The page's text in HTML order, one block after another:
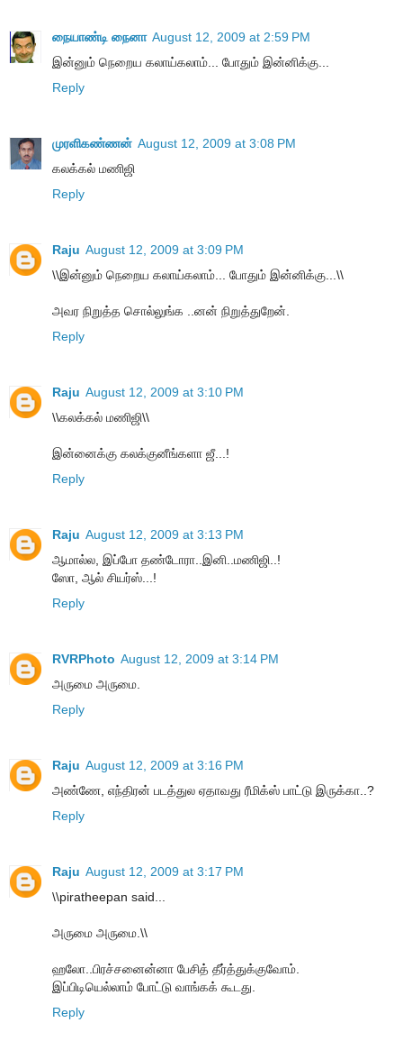
நையாண்டி நைனா August 12, 2009 at 2:59 PM
இன்னும் நெறைய கலாய்கலாம்... போதும் இன்னிக்கு...
Reply
முரளிகண்ணன் August 12, 2009 at 3:08 PM
கலக்கல் மணிஜி
Reply
Raju August 12, 2009 at 3:09 PM
\\இன்னும் நெறைய கலாய்கலாம்... போதும் இன்னிக்கு...\\
அவர நிறுத்த சொல்லுங்க ..னன் நிறுத்துறேன்.
Reply
Raju August 12, 2009 at 3:10 PM
\\கலக்கல் மணிஜி\\
இன்னைக்கு கலக்குனீங்களா ஜீ...!
Reply
Raju August 12, 2009 at 3:13 PM
ஆமால்ல, இப்போ தண்டோரா..இனி..மணிஜி..!
ஸோ, ஆல் சியர்ஸ்...!
Reply
RVRPhoto August 12, 2009 at 3:14 PM
அருமை அருமை.
Reply
Raju August 12, 2009 at 3:16 PM
அண்ணே, எந்திரன் படத்துல ஏதாவது ரீமிக்ஸ் பாட்டு இருக்கா..?
Reply
Raju August 12, 2009 at 3:17 PM
\\piratheepan said...
அருமை அருமை.\\
ஹலோ..பிரச்சனைன்னா பேசித் தீர்த்துக்குவோம்.
இப்பிடியெல்லாம் போட்டு வாங்கக் கூடது.
Reply